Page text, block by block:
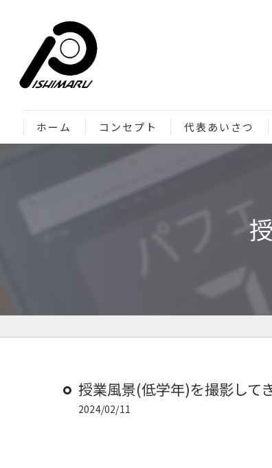
ホーム コンセプト 代表あいさつ
授業風景(低学年)を撮影して
2024/02/11